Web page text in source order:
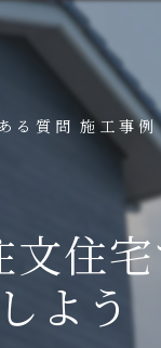
る質問 施工事例
住
よう